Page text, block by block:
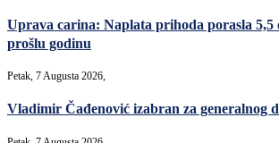
Uprava carina: Naplata prihoda porasla 5,5
prošlu godinu
Petak, 7 Augusta 2026,
Vladimir Čađenović izabran za generalnog